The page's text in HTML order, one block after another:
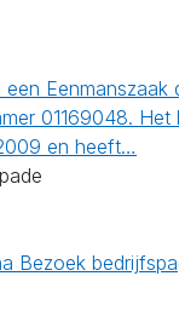
Eenmanszaak
01169048. Het
en heeft…
Bezoek